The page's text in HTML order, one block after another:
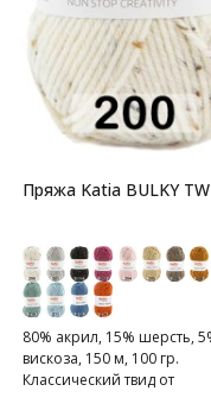
Пряжа Katia BULKY
80% акрил, 15% шерсть,
вискоза, 150 м, 100 гр.
Классический твид от